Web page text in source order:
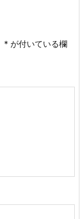
* が付いている欄